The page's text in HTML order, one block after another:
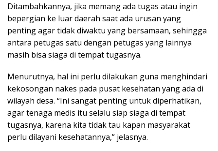
Ditambahkannya, jika memang ada tugas atau ingin
bepergian ke luar daerah saat ada urusan yang
penting agar tidak diwaktu yang bersamaan, sehingga
antara petugas satu dengan petugas yang lainnya
masih bisa siaga di tempat tugasnya.
Menurutnya, hal ini perlu dilakukan guna menghindari
kekosongan nakes pada pusat kesehatan yang ada di
wilayah desa. “Ini sangat penting untuk diperhatikan,
agar tenaga medis itu selalu siap siaga di tempat
tugasnya, karena kita tidak tau kapan masyarakat
perlu dilayani kesehatannya,” jelasnya.